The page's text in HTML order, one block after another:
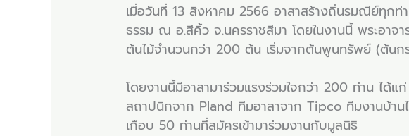
เมื่อวันที่ 13 สิงหาคม 2566 อาสาสร้างถิ่นรมณีย์ทุก
ธรรม ณ อ.สีคิ้ว จ.นครราชสีมา โดยในงานนี้ พระอาจ
ต้นไม้จำนวนกว่า 200 ต้น เริ่มจากต้นพูนทรัพย์ (ต้นก
โดยงานนี้มีอาสามาร่วมแรงร่วมใจกว่า 200 ท่าน ไ
สถาปนิกจาก Pland ทีมอาสาจาก Tipco ทีมงานบ้าน
เกือบ 50 ท่านที่สมัครเข้ามาร่วมงานกับมูลนิธิ